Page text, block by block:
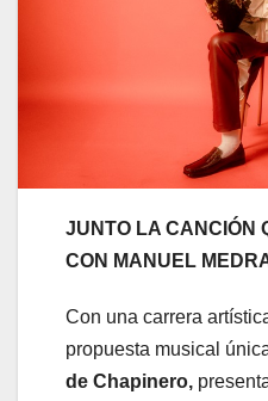
JUNTO LA CANCIÓN
CON MANUEL
Con una carrera
propuesta musical
de Chapinero,